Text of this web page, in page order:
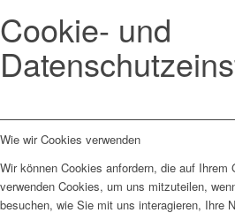
Cookie- und
Wie wir Cookies verwenden
Wir können Cookies anfordern, die auf Ihrem
verwenden Cookies, um uns mitzuteilen,
besuchen, wie Sie mit uns interagieren, Ihre